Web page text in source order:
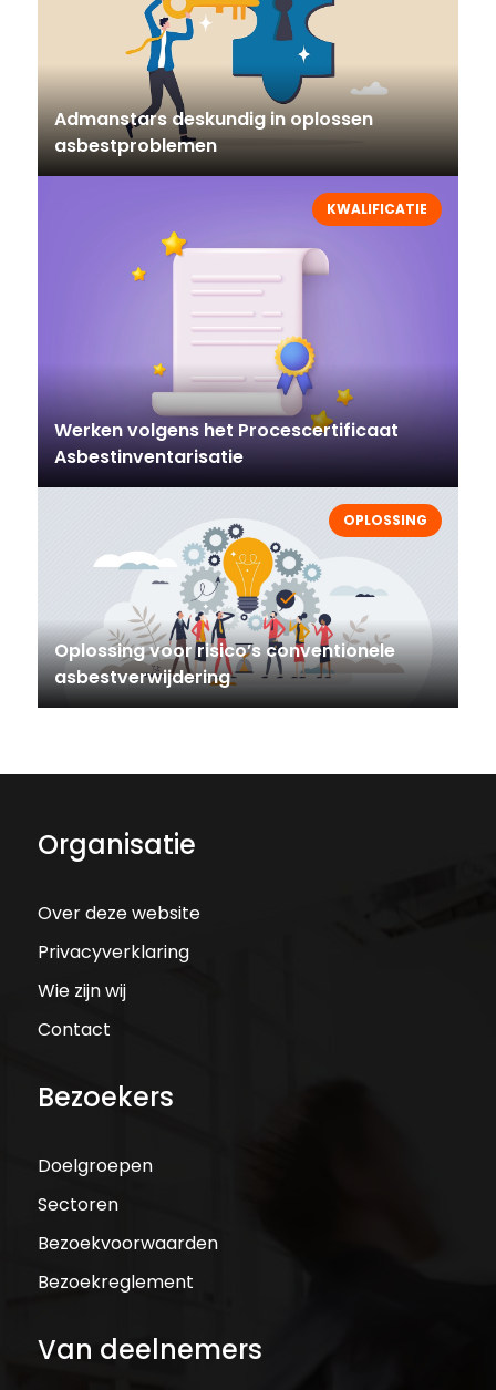
Admanstars deskundig in oplossen
asbestproblemen
KWALIFICATIE
Werken volgens het Procescertificaat
Asbestinventarisatie
OPLOSSING
Oplossing voor risico’s conventionele
asbestverwijdering
Organisatie
Over deze website
Privacyverklaring
Wie zijn wij
Contact
Bezoekers
Doelgroepen
Sectoren
Bezoekvoorwaarden
Bezoekreglement
Van deelnemers